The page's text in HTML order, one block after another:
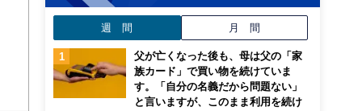
週 間 月 間
父が亡くなった後も、母は父の「家
族カード」で買い物を続けていま
す。「自分の名義だから問題ない」
と言いますが、このまま利用を続け